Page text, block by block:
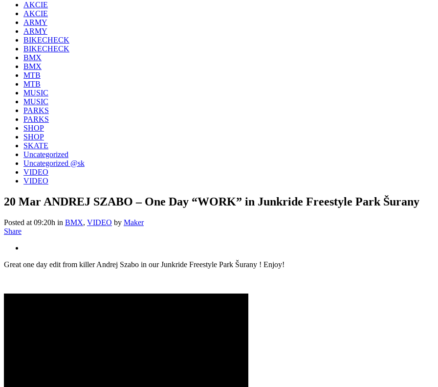
AKCIE
AKCIE
ARMY
ARMY
BIKECHECK
BIKECHECK
BMX
BMX
MTB
MTB
MUSIC
MUSIC
PARKS
PARKS
SHOP
SHOP
SKATE
Uncategorized
Uncategorized @sk
VIDEO
VIDEO
20 MarANDREJ SZABO – One Day “WORK” in Junkride Freestyle Park Šurany
Posted at 09:20h in BMX, VIDEO by Maker
Share
Great one day edit from killer Andrej Szabo in our Junkride Freestyle Park Šurany ! Enjoy!